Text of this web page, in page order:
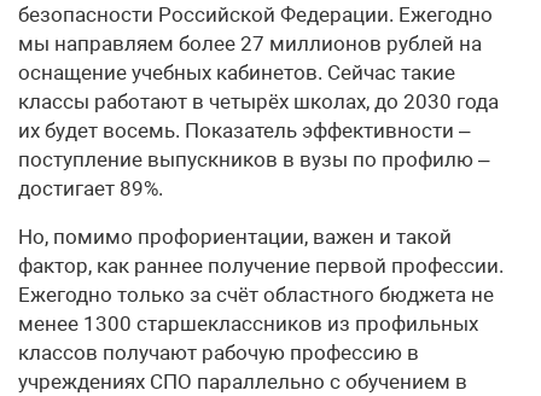
безопасности Российской Федерации. Ежегодно
мы направляем более 27 миллионов рублей на
оснащение учебных кабинетов. Сейчас такие
классы работают в четырёх школах, до 2030 года
их будет восемь. Показатель эффективности –
поступление выпускников в вузы по профилю –
достигает 89%.
Но, помимо профориентации, важен и такой
фактор, как раннее получение первой профессии.
Ежегодно только за счёт областного бюджета не
менее 1300 старшеклассников из профильных
классов получают рабочую профессию в
учреждениях СПО параллельно с обучением в